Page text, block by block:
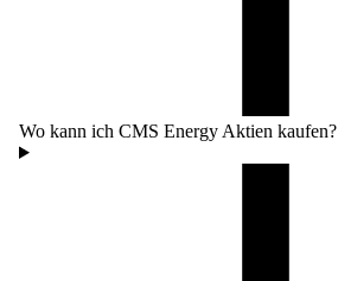
Wo kann ich CMS Energy Aktien kaufen?